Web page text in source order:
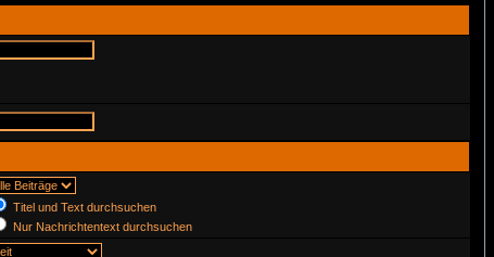
Titel und Text durchsuchen
Nur Nachrichtentext durchsuchen